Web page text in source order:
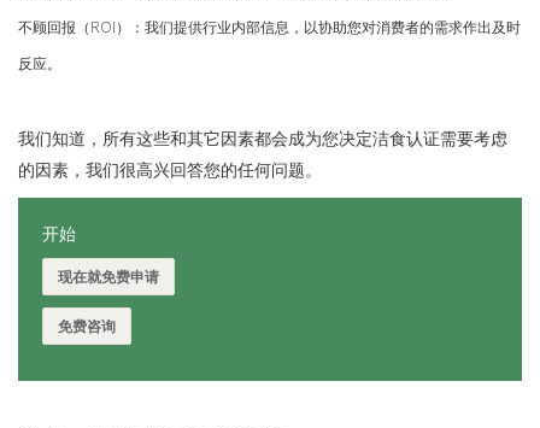
不顾回报（ROI）：我们提供行业内部信息，以协助您对消费者的需求作出及时
反应。
我们知道，所有这些和其它因素都会成为您决定洁食认证需要考虑
的因素，我们很高兴回答您的任何问题。
开始
现在就免费申请
免费咨询